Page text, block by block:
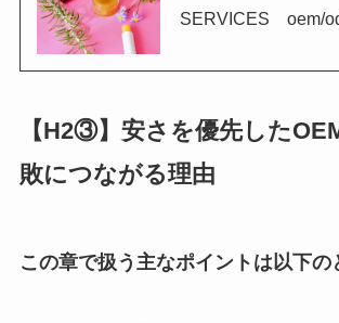
SERVICES oem/
【H2③】安さを優先した
敗につながる理由
この章で扱う主なポイントは以下の